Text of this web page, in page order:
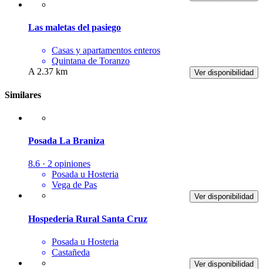
Las maletas del pasiego
Casas y apartamentos enteros
Quintana de Toranzo
Ver disponibilidad
A 2.37 km
Similares
Posada La Braniza
8.6 · 2 opiniones
Posada u Hosteria
Vega de Pas
Ver disponibilidad
Hospederia Rural Santa Cruz
Posada u Hosteria
Castañeda
Ver disponibilidad